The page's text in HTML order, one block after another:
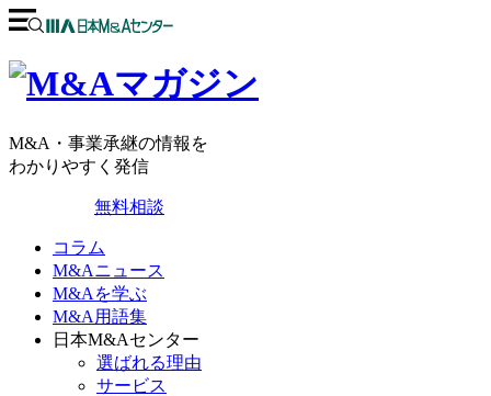
M&A・事業承継の情報を
わかりやすく発信
無料相談
コラム
M&Aニュース
M&Aを学ぶ
M&A用語集
日本M&Aセンター
選ばれる理由
サービス